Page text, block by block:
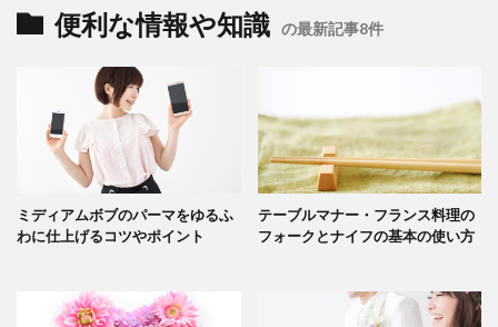
便利な情報や知識 の最新記事8件
ミディアムボブのパーマをゆるふ
わに仕上げるコツやポイント
テーブルマナー・フランス料理の
フォークとナイフの基本の使い方